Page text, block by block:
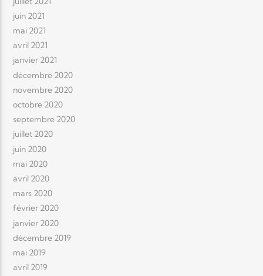
juin 2021
mai 2021
avril 2021
janvier 2021
décembre 2020
novembre 2020
octobre 2020
septembre 2020
juillet 2020
juin 2020
mai 2020
avril 2020
mars 2020
février 2020
janvier 2020
décembre 2019
mai 2019
avril 2019